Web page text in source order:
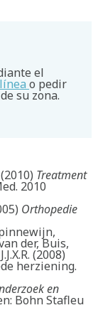
el
o pedir
de su zona.
Treatment
2010
Orthopedie
der, Buis,
(2008)
herziening.
en
Bohn Stafleu